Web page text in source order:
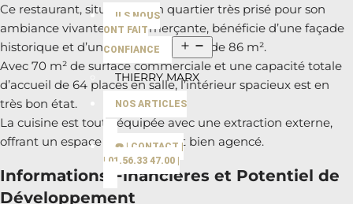
ILS NOUS
ONT FAIT
CONFIANCE
THIERRY MARX
NOS ARTICLES
☎️ | CONTACT |
| 01.56.33 47.00 |
Ce restaurant, situé dans un quartier très prisé pour son
ambiance vivante et commerçante, bénéficie d’une façade
historique et d’une superficie totale de 86 m².
Avec 70 m² de surface commerciale et une capacité totale
d’accueil de 64 places en salle, l’intérieur spacieux est en
très bon état.
La cuisine est toute équipée avec une extraction externe,
offrant un espace fonctionnel et bien agencé.
Informations Financières et Potentiel de
Développement